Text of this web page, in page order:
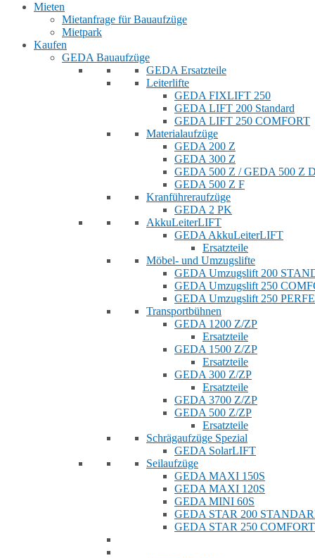
Mieten
Mietanfrage für Bauaufzüge
Mietpark
Kaufen
GEDA Bauaufzüge
GEDA Ersatzteile
Leiterlifte
GEDA FIXLIFT 250
GEDA LIFT 200 Standard
GEDA LIFT 250 COMFORT
Materialaufzüge
GEDA 200 Z
GEDA 300 Z
GEDA 500 Z / GEDA 500 Z
GEDA 500 Z F
Kranführeraufzüge
GEDA 2 PK
AkkuLeiterLIFT
GEDA AkkuLeiterLIFT
Ersatzteile
Möbel- und Umzugslifte
GEDA Umzugslift 200
GEDA Umzugslift 250
GEDA Umzugslift 250
Transportbühnen
GEDA 1200 Z/ZP
Ersatzteile
GEDA 1500 Z/ZP
Ersatzteile
GEDA 300 Z/ZP
Ersatzteile
GEDA 3700 Z/ZP
GEDA 500 Z/ZP
Ersatzteile
Schrägaufzüge Spezial
GEDA SolarLIFT
Seilaufzüge
GEDA MAXI 150S
GEDA MAXI 120S
GEDA MINI 60S
GEDA STAR 200
GEDA STAR 250 COMFORT